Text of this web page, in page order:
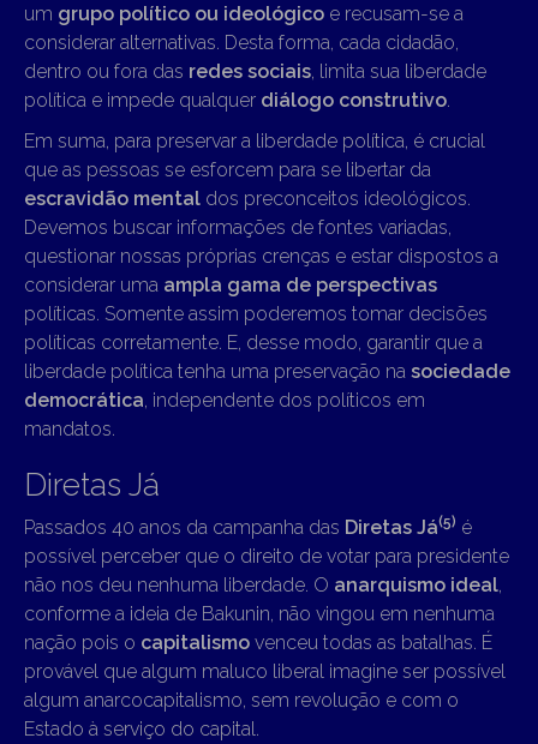
um grupo político ou ideológico e recusam-se a
considerar alternativas. Desta forma, cada cidadão,
dentro ou fora das redes sociais , limita sua liberdade
política e impede qualquer diálogo construtivo
Em suma, para preservar a liberdade política, é crucial
que as pessoas se esforcem para se libertar da
escravidão mental dos preconceitos ideológicos.
Devemos buscar informações de fontes variadas,
questionar nossas próprias crenças e estar dispostos a
considerar uma ampla gama de perspectivas
políticas. Somente assim poderemos tomar decisões
políticas corretamente. E, desse modo, garantir que a
liberdade política tenha uma preservação na sociedade
democrática , independente dos políticos em
mandatos.
Diretas Já
Passados 40 anos da campanha das Diretas Já(5) é
possível perceber que o direito de votar para presidente
não nos deu nenhuma liberdade. O anarquismo ideal
conforme a ideia de Bakunin, não vingou em nenhuma
nação pois o capitalismo venceu todas as batalhas. É
provável que algum maluco liberal imagine ser possível
algum anarcocapitalismo, sem revolução e com o
Estado à serviço do capital.